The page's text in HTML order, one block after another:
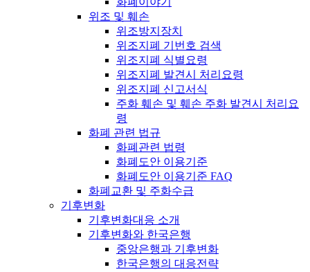
위조 및 훼손
위조방지장치
위조지폐 기번호 검색
위조지폐 식별요령
위조지폐 발견시 처리요령
위조지폐 신고서식
주화 훼손 및 훼손 주화 발견시 처리요
령
화폐 관련 법규
화폐관련 법령
화폐도안 이용기준
화폐도안 이용기준 FAQ
화폐교환 및 주화수급
기후변화
기후변화대응 소개
기후변화와 한국은행
중앙은행과 기후변화
한국은행의 대응전략